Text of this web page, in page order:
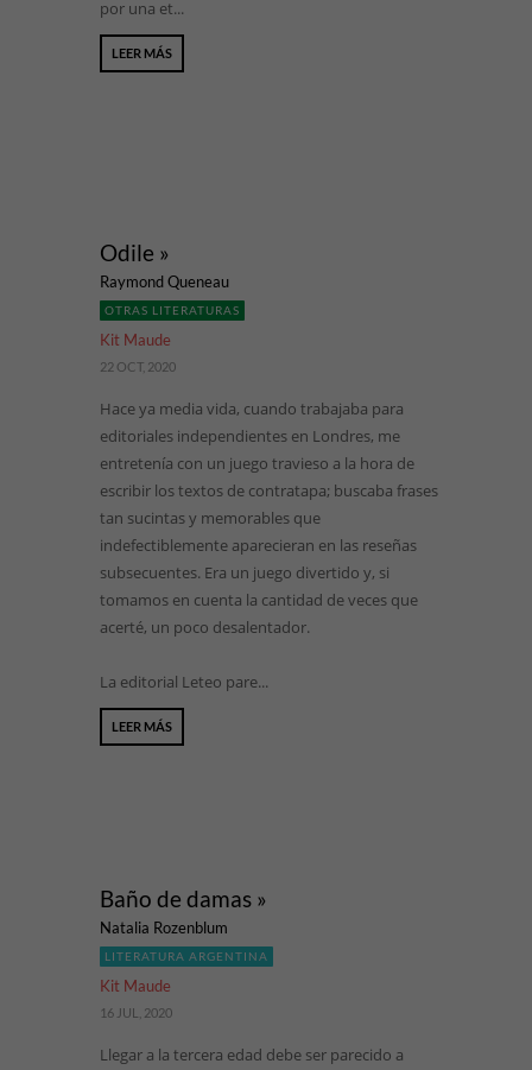
por una et...
LEER MÁS
Odile »
Raymond Queneau
OTRAS LITERATURAS
Kit Maude
22 OCT, 2020
Hace ya media vida, cuando trabajaba para
editoriales independientes en Londres, me
entretenía con un juego travieso a la hora de
escribir los textos de contratapa; buscaba frases
tan sucintas y memorables que
indefectiblemente aparecieran en las reseñas
subsecuentes. Era un juego divertido y, si
tomamos en cuenta la cantidad de veces que
acerté, un poco desalentador.
La editorial Leteo pare...
LEER MÁS
Baño de damas »
Natalia Rozenblum
LITERATURA ARGENTINA
Kit Maude
16 JUL, 2020
Llegar a la tercera edad debe ser parecido a